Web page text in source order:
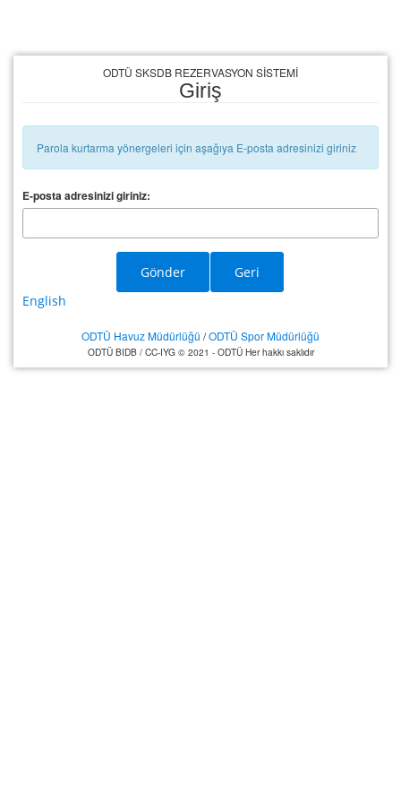
ODTÜ SKSDB REZERVASYON SİSTEMİ
Giriş
Parola kurtarma yönergeleri için aşağıya E-posta adresinizi giriniz
E-posta adresinizi giriniz:
Gönder
Geri
English
ODTÜ Havuz Müdürlüğü /ODTÜ Spor Müdürlüğü
ODTÜ BIDB / CC-IYG © 2021 - ODTÜ Her hakkı saklıdır